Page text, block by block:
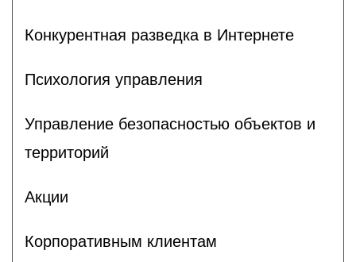
Конкурентная разведка в Интернете
Психология управления
Управление безопасностью объектов и
территорий
Акции
Корпоративным клиентам